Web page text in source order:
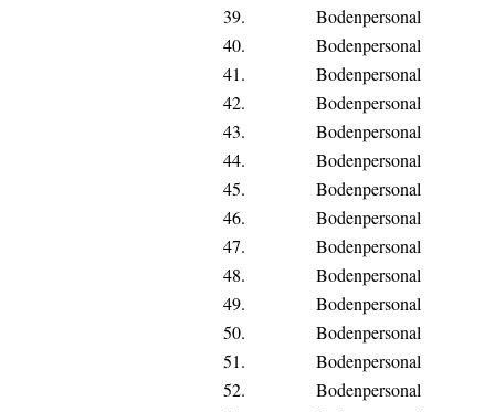
39.
Bodenpersonal
40.
Bodenpersonal
41.
Bodenpersonal
42.
Bodenpersonal
43.
Bodenpersonal
44.
Bodenpersonal
45.
Bodenpersonal
46.
Bodenpersonal
47.
Bodenpersonal
48.
Bodenpersonal
49.
Bodenpersonal
50.
Bodenpersonal
51.
Bodenpersonal
52.
Bodenpersonal